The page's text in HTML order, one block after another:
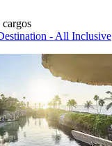
- All Inclusive